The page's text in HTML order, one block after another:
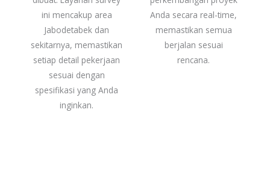
ini mencakup area
Jabodetabek dan
sekitarnya, memastikan
setiap detail pekerjaan
sesuai dengan
spesifikasi yang Anda
inginkan.
Anda secara real-time,
memastikan semua
berjalan sesuai
rencana.